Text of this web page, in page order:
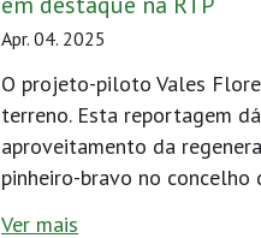
Apr. 04. 2025
O projeto-piloto Vales
terreno. Esta reportagem
aproveitamento da
pinheiro-bravo no concelho
Ver mais